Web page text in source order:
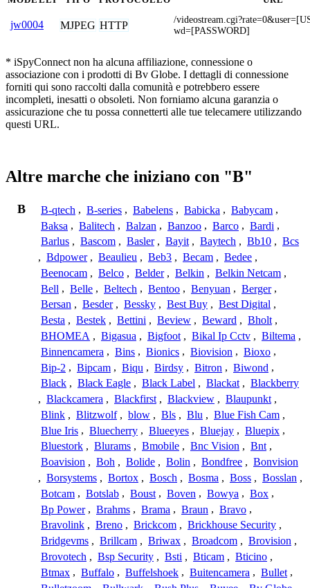
jw0004 MJPEG HTTP
/
wd=[PASSWORD]
* iSpyConnect non ha alcuna affiliazione, connessione o
associazione con i prodotti di Bv Globe. I dettagli di connessione
forniti qui sono raccolti dalla comunità e potrebbero essere
incompleti, inesatti o obsoleti. Non forniamo alcuna garanzia o
assicurazione che tu possa connetterti alle tue telecamere utilizzando
questi URL.
Altre marche che iniziano con "B"
B B-qtech , B-series , Babelens , Babicka , Babycam ,
Baksa , Balitech , Balzan , Banzoo , Barco , Bardi ,
Barlus , Bascom , Basler , Bayit , Baytech , Bb10 , Bcs
, Bdpower , Beaulieu , Beb3 , Becam , Bedee ,
Beenocam , Belco , Belder , Belkin , Belkin Netcam ,
Bell , Belle , Beltech , Bentoo , Benyuan , Berger ,
Bersan , Besder , Bessky , Best Buy , Best Digital ,
Besta , Bestek , Bettini , Beview , Beward , Bholt ,
BHOMEA , Bigasua , Bigfoot , Bikal Ip Cctv , Biltema ,
Binnencamera , Bins , Bionics , Biovision , Bioxo ,
Bip-2 , Bipcam , Biqu , Birdsy , Bitron , Biwond ,
Black , Black Eagle , Black Label , Blackat , Blackberry
, Blackcamera , Blackfirst , Blackview , Blaupunkt ,
Blink , Blitzwolf , blow , Bls , Blu , Blue Fish Cam ,
Blue Iris , Bluecherry , Blueeyes , Bluejay , Bluepix ,
Bluestork , Blurams , Bmobile , Bnc Vision , Bnt ,
Boavision , Boh , Bolide , Bolin , Bondfree , Bonvision
, Borsystems , Bortox , Bosch , Bosma , Boss , Bosslan ,
Botcam , Botslab , Boust , Boven , Bowya , Box ,
Bp Power , Brahms , Brama , Braun , Bravo ,
Bravolink , Breno , Brickcom , Brickhouse Security ,
Bridgevms , Brillcam , Briwax , Broadcom , Brovision ,
Brovotech , Bsp Security , Bsti , Bticam , Bticino ,
Btmax , Buffalo , Buffelshoek , Buitencamera , Bullet ,